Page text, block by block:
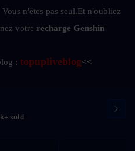
n'êtes pas seul.Et n'oubliez
votre
: topupliveblog<<
sold